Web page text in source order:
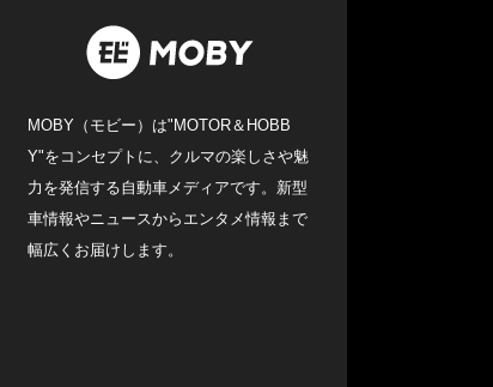
MOBY（モビー）は"MOTOR＆HOBB
Y"をコンセプトに、クルマの楽しさや魅
力を発信する自動車メディアです。新型
車情報やニュースからエンタメ情報まで
幅広くお届けします。